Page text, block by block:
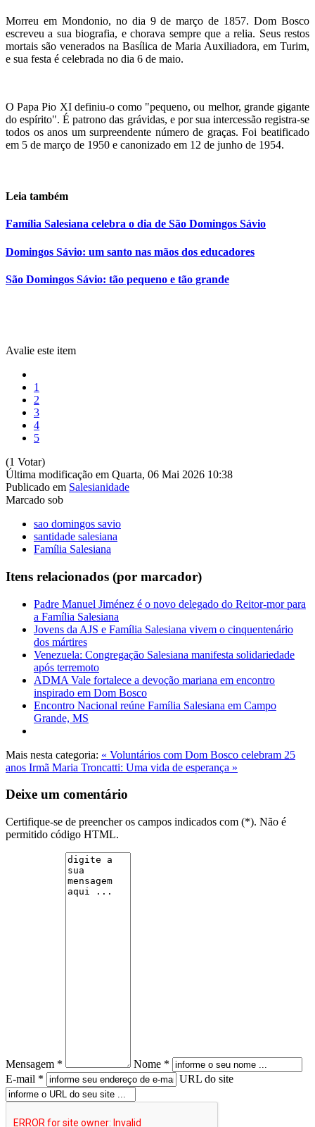
Morreu em Mondonio, no dia 9 de março de 1857. Dom Bosco
escreveu a sua biografia, e chorava sempre que a relia. Seus restos
mortais são venerados na Basílica de Maria Auxiliadora, em Turim,
e sua festa é celebrada no dia 6 de maio.
O Papa Pio XI definiu-o como "pequeno, ou melhor, grande gigante
do espírito". É patrono das grávidas, e por sua intercessão registra-se
todos os anos um surpreendente número de graças. Foi beatificado
em 5 de março de 1950 e canonizado em 12 de junho de 1954.
Leia também
Família Salesiana celebra o dia de São Domingos Sávio
Domingos Sávio: um santo nas mãos dos educadores
São Domingos Sávio: tão pequeno e tão grande
Avalie este item
1
2
3
4
5
(1 Votar)
Última modificação em Quarta, 06 Mai 2026 10:38
Publicado em Salesianidade
Marcado sob
sao domingos savio
santidade salesiana
Família Salesiana
Itens relacionados (por marcador)
Padre Manuel Jiménez é o novo delegado do Reitor-mor para
a Família Salesiana
Jovens da AJS e Família Salesiana vivem o cinquentenário
dos mártires
Venezuela: Congregação Salesiana manifesta solidariedade
após terremoto
ADMA Vale fortalece a devoção mariana em encontro
inspirado em Dom Bosco
Encontro Nacional reúne Família Salesiana em Campo
Grande, MS
Mais nesta categoria: « Voluntários com Dom Bosco celebram 25
anos Irmã Maria Troncatti: Uma vida de esperança »
Deixe um comentário
Certifique-se de preencher os campos indicados com (*). Não é
permitido código HTML.
Mensagem *
Nome *
E-mail *
URL do site